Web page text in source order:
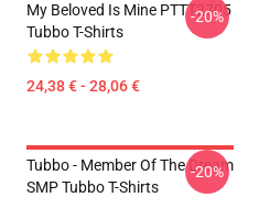
My Beloved Is Mine PTTT2705
Tubbo T-Shirts
24,38 € - 28,06 €
-20%
Tubbo - Member Of The Dream
SMP Tubbo T-Shirts
-20%